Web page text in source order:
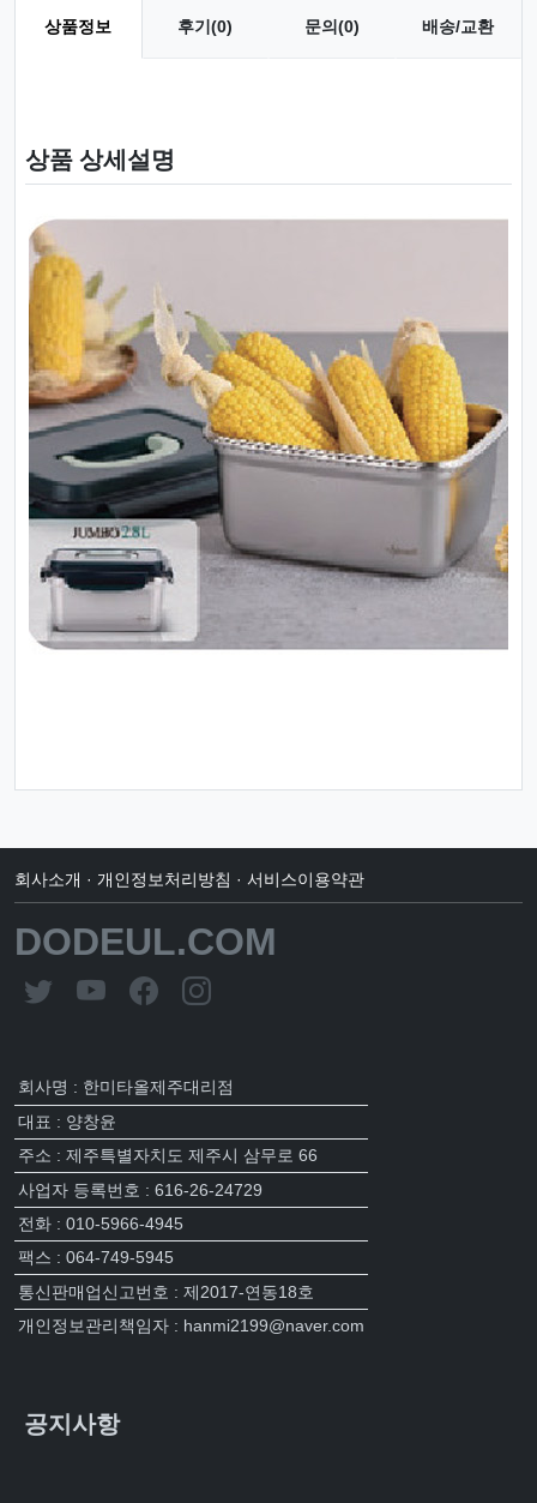
상품정보 후기(0) 문의(0) 배송/교환
상품 상세설명
회사소개 · 개인정보처리방침 · 서비스이용약관
DODEUL.COM
회사명 : 한미타올제주대리점
대표 : 양창윤
주소 : 제주특별자치도 제주시 삼무로 66
사업자 등록번호 : 616-26-24729
전화 : 010-5966-4945
팩스 : 064-749-5945
통신판매업신고번호 : 제2017-연동18호
개인정보관리책임자 : hanmi2199@naver.com
공지사항